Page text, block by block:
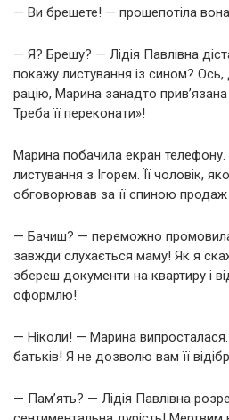
— Ви брешете! — прошепотіла
— Я? Брешу? — Лідія Павлівна
покажу листування із сином?
рацію, Марина занадто
Треба її переконати»!
Марина побачила екран
листування з Ігорем. Її чоловік,
обговорював за її спиною продаж
— Бачиш? — переможно
завжди слухається маму! Як я
збереш документи на квартиру і
оформлю!
— Ніколи! — Марина
батьків! Я не дозволю вам її
— Пам’ять? — Лідія Павлівна